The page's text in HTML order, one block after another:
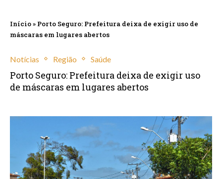
Início» Porto Seguro: Prefeitura deixa de exigir uso de
máscaras em lugares abertos
Notícias Região Saúde
Porto Seguro: Prefeitura deixa de exigir uso
de máscaras em lugares abertos